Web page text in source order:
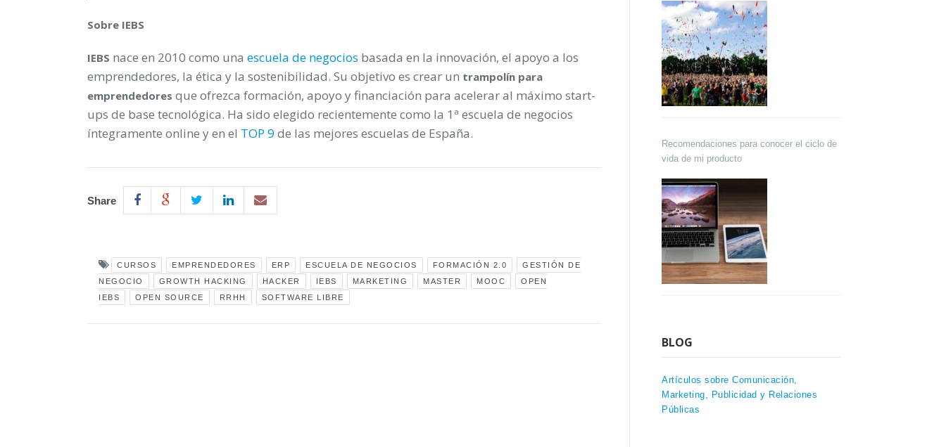
Sobre IEBS
IEBS nace en 2010 como una escuela de negocios basada en la innovación, el apoyo a los
emprendedores, la ética y la sostenibilidad. Su objetivo es crear un trampolín para
emprendedores que ofrezca formación, apoyo y financiación para acelerar al máximo start-
ups de base tecnológica. Ha sido elegido recientemente como la 1ª escuela de negocios
íntegramente online y en el TOP 9 de las mejores escuelas de España.
Share
CURSOS EMPRENDEDORES ERP ESCUELA DE NEGOCIOS FORMACIÓN 2.0
GESTIÓN DE
NEGOCIO
GROWTH HACKING HACKER IEBS MARKETING MASTER MOOC
OPEN
IEBS
OPEN SOURCE RRHH SOFTWARE LIBRE
Recomendaciones para conocer el ciclo de
vida de mi producto
BLOG
Artículos sobre Comunicación,
Marketing, Publicidad y Relaciones
Públicas